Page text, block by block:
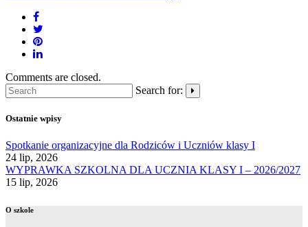
Comments are closed.
Search for:
Ostatnie wpisy
Spotkanie organizacyjne dla Rodziców i Uczniów klasy I
24 lip, 2026
WYPRAWKA SZKOLNA DLA UCZNIA KLASY I – 2026/2027
15 lip, 2026
O szkole